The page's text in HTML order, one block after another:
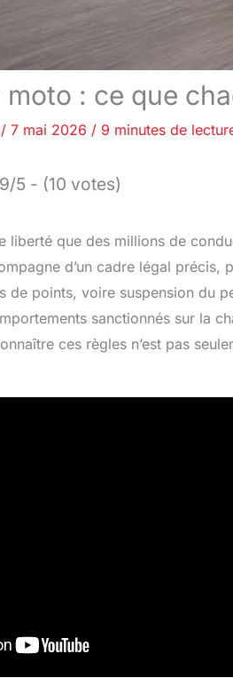
: ce que
/ 7 mai 2026 / 9 minutes de
5 - (10 votes)
liberté que des millions de
d’un cadre légal
de points, voire suspension du
sanctionnés sur la
ces règles n’est pas